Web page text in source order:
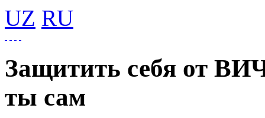
UZ RU
Защитить себя от
ты сам